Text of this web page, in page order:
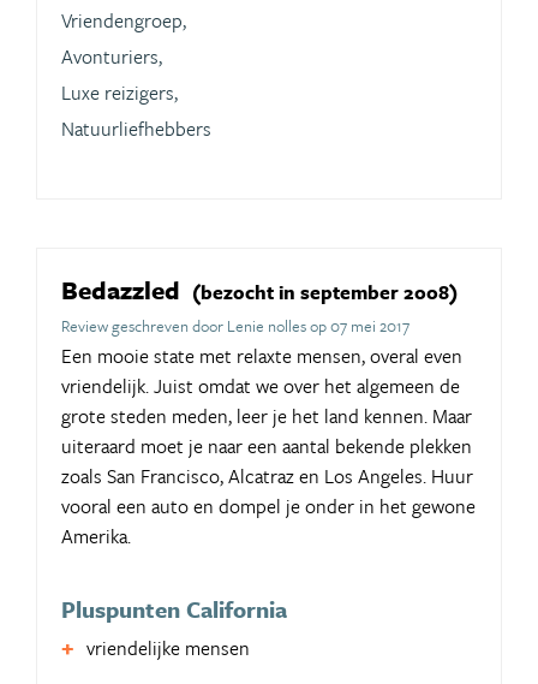
Vriendengroep,
Avonturiers,
Luxe reizigers,
Natuurliefhebbers
Bedazzled (bezocht in september 2008)
Review geschreven door Lenie nolles op 07 mei 2017
Een mooie state met relaxte mensen, overal even
vriendelijk. Juist omdat we over het algemeen de
grote steden meden, leer je het land kennen. Maar
uiteraard moet je naar een aantal bekende plekken
zoals San Francisco, Alcatraz en Los Angeles. Huur
vooral een auto en dompel je onder in het gewone
Amerika.
Pluspunten California
vriendelijke mensen